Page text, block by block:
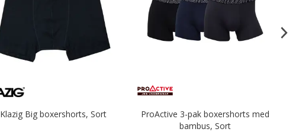
Klazig Big boxershorts, Sort
ProActive 3-pak boxershorts med
bambus, Sort